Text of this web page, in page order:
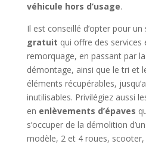
véhicule hors d’usage.
Il est conseillé d’opter pour un
gratuit qui offre des services
remorquage, en passant par
démontage, ainsi que le tri et
éléments récupérables,
inutilisables. Privilégiez aussi
en enlèvements d’épaves
s’occuper de la démolition
modèle, 2 et 4 roues,